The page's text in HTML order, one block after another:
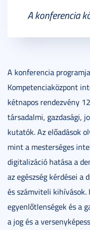
A konferencia
A konferencia
Kompetenciaközpont
kétnapos rendezvény
társadalmi, gazdasági,
kutatók. Az előadások
mint a mesterséges
digitalizáció hatása a
az egészség kérdései a
és számviteli
egyenlőtlenségek és a
a jog és a